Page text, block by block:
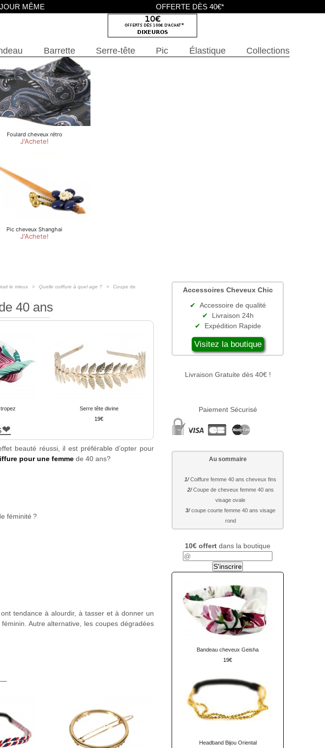
Barrette Serre-tête Pic Élastique Collections
le mieux Quelle coiffure à quel age ?
Coupe de
40 ans
Serre tête divine
19
beauté réussi, il est préférable d’opter pour
pour une femme de 40 ans?
féminité ?
tendance à alourdir, à tasser et à donner un
Autre alternative, les coupes dégradées
Accessoires Cheveux Chic
Accessoire de qualité
Livraison 24h
Expédition Rapide
Visitez la boutique
Livraison Gratuite dès 40€ !
Paiement Sécurisé
Au sommaire
Coiffure femme 40 ans cheveux fins
Coupe de cheveux femme 40 ans
visage ovale
coupe courte femme 40 ans visage
rond
10€ offert dans la boutique
Bandeau cheveux Geisha
19
Headband Bijou Oriental
MÊME OFFERTE DÈS 40€*